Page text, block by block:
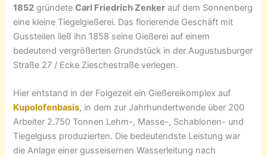
1852 gründeteCarl Friedrich Zenker auf dem Sonnenberg
eine kleine Tiegelgießerei. Das florierende Geschäft mit
Gussteilen ließ ihn 1858 seine Gießerei auf einem
bedeutend vergrößerten Grundstück in der Augustusburger
Straße 27 / Ecke Zieschestraße verlegen.
Hier entstand in der Folgezeit ein Gießereikomplex auf
Kupolofenbasis, in dem zur Jahrhundertwende über 200
Arbeiter 2.750 Tonnen Lehm-, Masse-, Schablonen- und
Tiegelguss produzierten. Die bedeutendste Leistung war
die Anlage einer gusseisernen Wasserleitung nach